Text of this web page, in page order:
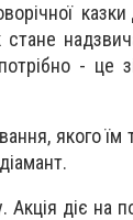
казки
- це
якого
діє на